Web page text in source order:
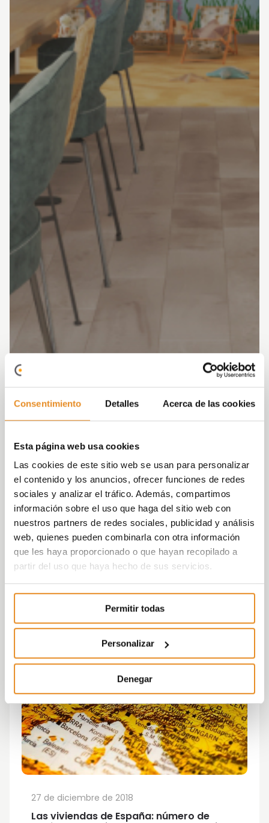
Consentimiento Detalles Acerca de las cookies
Esta página web usa cookies
Las cookies de este sitio web se usan para personalizar
el contenido y los anuncios, ofrecer funciones de redes
sociales y analizar el tráfico. Además, compartimos
información sobre el uso que haga del sitio web con
nuestros partners de redes sociales, publicidad y análisis
web, quienes pueden combinarla con otra información
que les haya proporcionado o que hayan recopilado a
partir del uso que haya hecho de sus servicios.
Permitir todas
Personalizar
Denegar
Las viviendas de España: número de
27 de diciembre de 2018